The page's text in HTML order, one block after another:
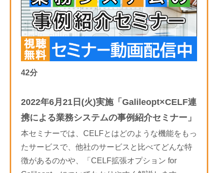
42分
2022年6月21日(火)実施「Galileopt×CELF連
携による業務システムの事例紹介セミナー」
本セミナーでは、CELFとはどのような機能をもっ
たサービスで、他社のサービスと比べてどんな特
徴があるのかや、「CELF拡張オプション for